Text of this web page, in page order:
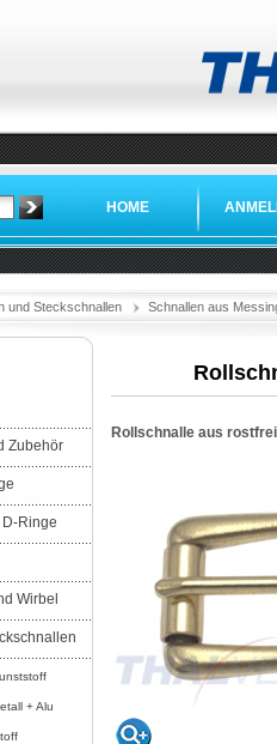
HOME
und Steckschnallen Schnallen aus
Zubehör
Ringe
Wirbel
+ Alu
Rollschnalle aus